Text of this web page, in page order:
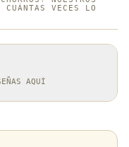
de
capricho que hay
CUÁNTAS VECES LO
AQUÍ